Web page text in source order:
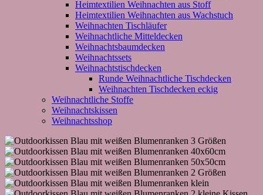
Heimtextilien Weihnachten aus Stoff
Heimtextilien Weihnachten aus Wachstuch
Weihnachten Tischläufer
Weihnachtliche Mitteldecken
Weihnachtsbaumdecken
Weihnachtssets
Weihnachtstischdecken
Runde Weihnachtliche Tischdecken
Weihnachten Tischdecken eckig
Weihnachtliche Stoffe
Weihnachtskissen
Weihnachtsshop